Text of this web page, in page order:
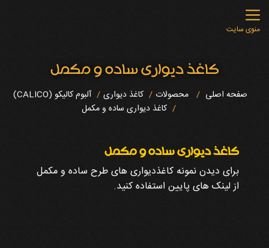
منوی سایت
کاغذ دیواری ساده و مکمل
صفحه اصلی
محصولات کاغذ دیواری
آلبوم کالیکو (CALICO)
کاغذ دیواری ساده و مکمل
کاغذ دیواری ساده و مکمل
برای دیدن نمونه کاغذدیواری های طرح ساده و مکمل
از لینک های پایین استفاده کنید.